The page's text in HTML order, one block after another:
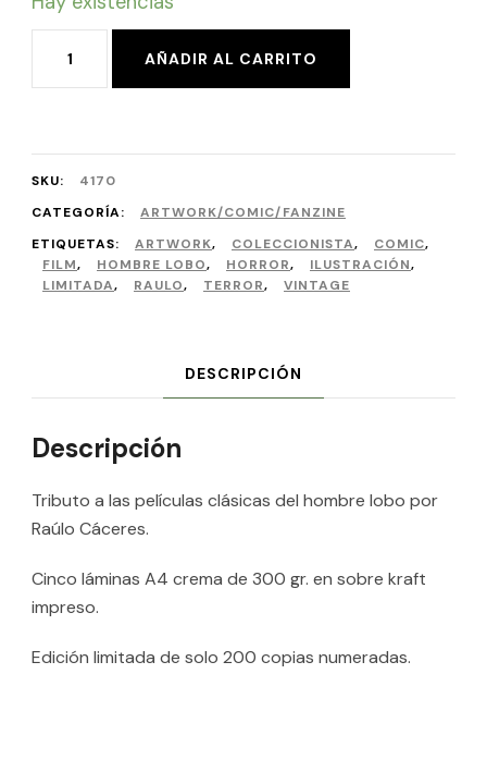
ARTWORK
cantidad
AÑADIR AL CARRITO
SKU:
4170
CATEGORÍA:
ARTWORK/COMIC/FANZINE
ETIQUETAS:
ARTWORK, COLECCIONISTA, COMIC,
FILM, HOMBRE LOBO, HORROR, ILUSTRACIÓN,
LIMITADA, RAULO, TERROR, VINTAGE
DESCRIPCIÓN
Descripción
Tributo a las películas clásicas del hombre lobo por
Raúlo Cáceres.
Cinco láminas A4 crema de 300 gr. en sobre kraft
impreso.
Edición limitada de solo 200 copias numeradas.